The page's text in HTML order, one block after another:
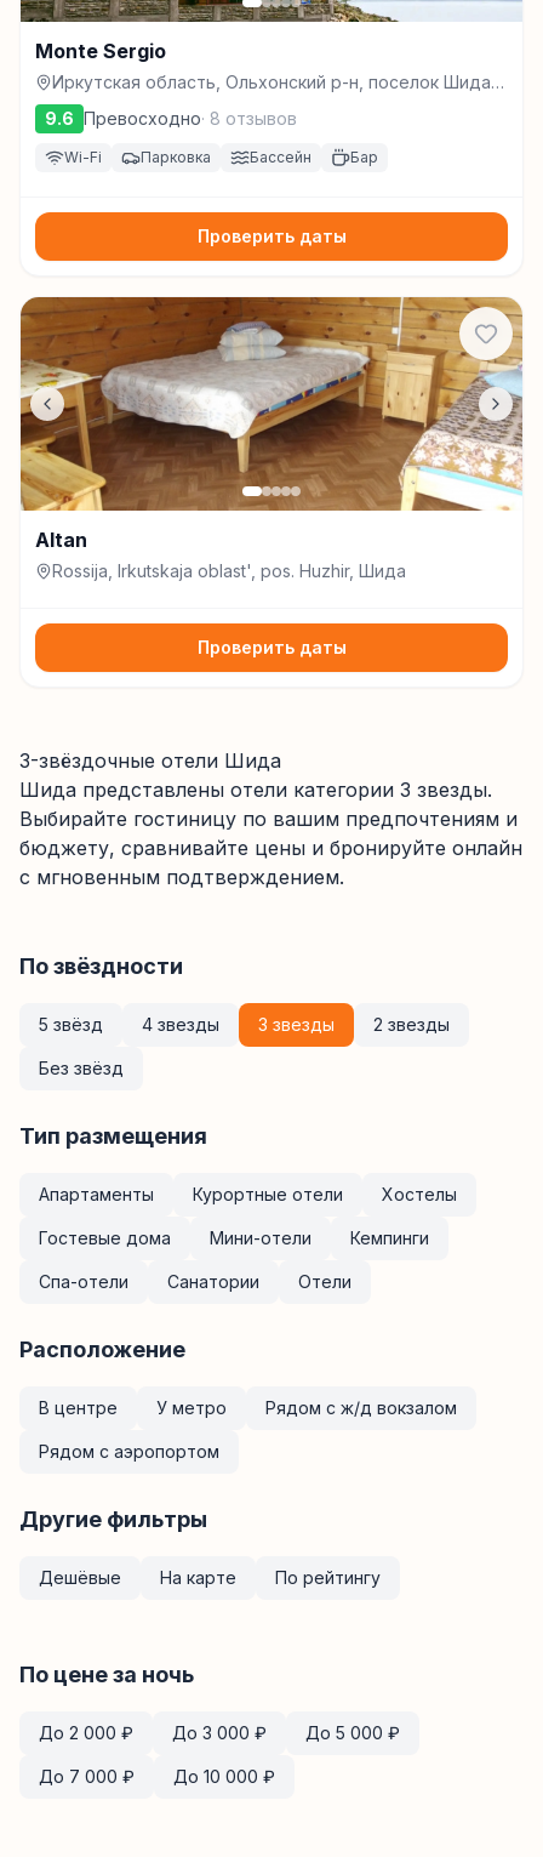
Monte Sergio
Иркутская область, Ольхонский р-н, поселок Шида,
рыбзаводская 2а, Шида
9.6 Превосходно· 8 отзывов
Wi-Fi Парковка Бассейн Бар
Проверить даты
Altan
Rossija, Irkutskaja oblast', pos. Huzhir, Шида
Проверить даты
3-звёздочные отели Шида
Шида представлены отели категории 3 звезды.
Выбирайте гостиницу по вашим предпочтениям и
бюджету, сравнивайте цены и бронируйте онлайн
с мгновенным подтверждением.
По звёздности
5 звёзд 4 звезды 3 звезды 2 звезды
Без звёзд
Тип размещения
Апартаменты Курортные отели Хостелы
Гостевые дома Мини-отели Кемпинги
Спа-отели Санатории Отели
Расположение
В центре У метро Рядом с ж/д вокзалом
Рядом с аэропортом
Другие фильтры
Дешёвые На карте По рейтингу
По цене за ночь
До 2 000 ₽ До 3 000 ₽ До 5 000 ₽
До 7 000 ₽ До 10 000 ₽